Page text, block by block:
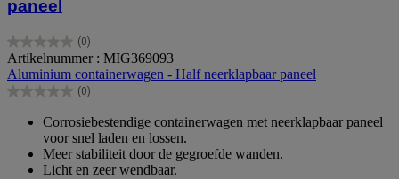
paneel
(0)
0.0
van
de
5
Artikelnummer : MIG369093
Aluminium containerwagen - Half neerklapbaar paneel
(0)
0.0
sterren.
Corrosiebestendige containerwagen met neerklapbaar paneel
voor snel laden en lossen.
Meer stabiliteit door de gegroefde wanden.
Licht en zeer wendbaar.